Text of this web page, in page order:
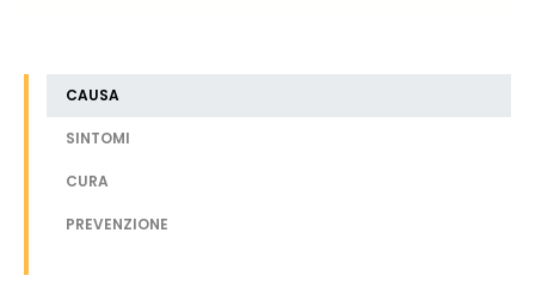
CAUSA
SINTOMI
CURA
PREVENZIONE